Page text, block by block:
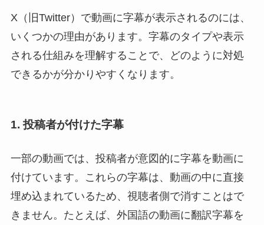
X（旧Twitter）で動画に字幕が表示されるのには、
いくつかの理由があります。字幕のタイプや表示
される仕組みを理解することで、どのように対処
できるかが分かりやすくなります。
1. 投稿者が付けた字幕
一部の動画では、投稿者が意図的に字幕を動画に
付けています。これらの字幕は、動画の中に直接
埋め込まれているため、視聴者側で消すことはで
きません。たとえば、外国語の動画に翻訳字幕を